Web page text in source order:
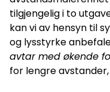
mm Synsfelt på 1000 m avstand: 122 m Nærgrense: 5 m
Øyeavstand (mellom øye og
(mellom pupiller): 58–73 mm
Vanntetthet: Vanntett Nitrogenfylling: Ja Lengde: 145 mm
Bredde: 132 mm Vekt: 900 g Garanti: 10 år Batteritype: CR2
Nakkereim: Foreløpig ukjent Okulardeksel:
tilgjengelig i to
kan vi av hensyn til
og lysstyrke
avtar med økende
for lengre